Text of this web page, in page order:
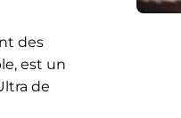
des
est un
de